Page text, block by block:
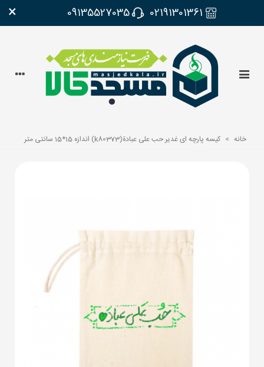
02191301361
09135527035
×
خانه > کیسه پارچه ای غدیر حب علی عبادة(k80373) اندازه 15*15 سانتی متر